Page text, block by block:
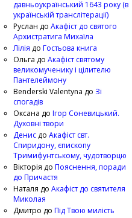
давньоукраїнський 1643 року (в
українській транслітерації)
Руслан до Акафіст до святого
Архистратига Михаїла
Лілія до Гостьова книга
Ольга до Акафіст святому
великомученику і цілителю
Пантелеймону
Benderski Valentyna до Зі
спогадів
Оксана до Ігор Соневицький.
Духовні твори
Денис до Акафіст свт.
Спиридону, єпископу
Тримифунтському, чудотворцю
Вікторія до Пояснення, поради
до Причастя
Наталя до Акафіст до святителя
Миколая
Дмитро до Під Твою милість